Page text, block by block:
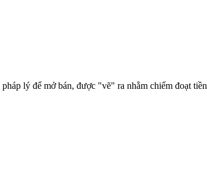
lý để mở bán, được "vẽ" ra nhằm chiếm đoạt